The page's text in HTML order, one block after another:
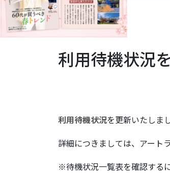
利用待機状況
利用待機状況を更新いたしま
詳細につきましては、アート
※待機状況一覧表を確認する